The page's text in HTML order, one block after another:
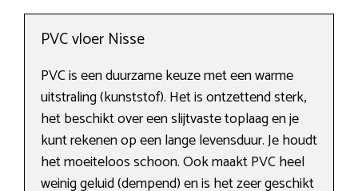
PVC vloer Nisse
PVC is een duurzame keuze met een warme
uitstraling (kunststof). Het is ontzettend sterk,
het beschikt over een slijtvaste toplaag en je
kunt rekenen op een lange levensduur. Je houdt
het moeiteloos schoon. Ook maakt PVC heel
weinig geluid (dempend) en is het zeer geschikt